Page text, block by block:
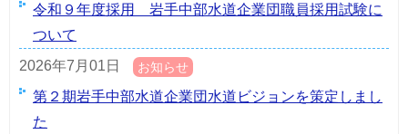
令和９年度採用 岩手中部水道企業団職員採用試験に
ついて
2026年7月01日
お知らせ
第２期岩手中部水道企業団水道ビジョンを策定しまし
た